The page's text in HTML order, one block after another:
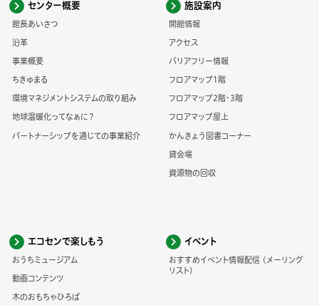
センター概要
館長あいさつ
沿革
事業概要
ちきゅまる
環境マネジメントシステムの取り組み
地球温暖化ってなぁに？
パートナーシップを通じての事業紹介
施設案内
開館情報
アクセス
バリアフリー情報
フロアマップ1階
フロアマップ2階・3階
フロアマップ屋上
かんきょう図書コーナー
貸会場
資源物の回収
エコセンで楽しもう
おうちミュージアム
動画コンテンツ
木のおもちゃひろば
イベント
おすすめイベント情報配信 (メーリング
リスト)